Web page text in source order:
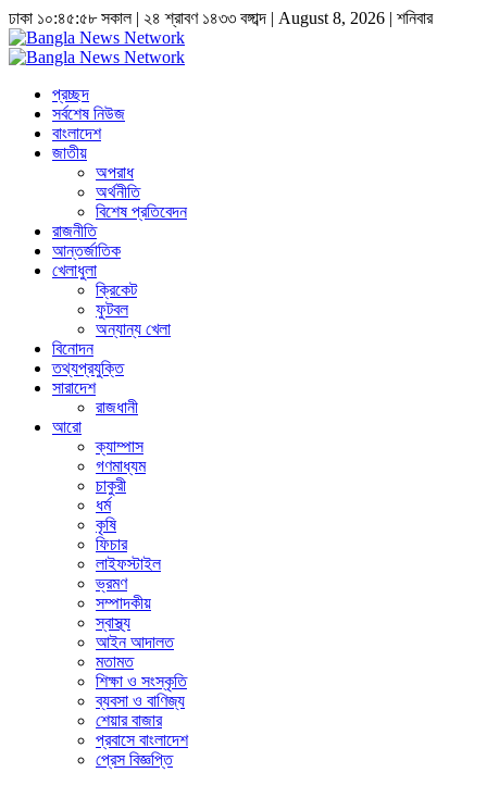
ঢাকা ১০:৪৫:৫৮ সকাল| ২৪ শ্রাবণ ১৪৩৩ বঙ্গাব্দ | August 8, 2026 | শনিবার
প্রচ্ছদ
সর্বশেষ নিউজ
বাংলাদেশ
জাতীয়
অপরাধ
অর্থনীতি
বিশেষ প্রতিবেদন
রাজনীতি
আন্তর্জাতিক
খেলাধুলা
ক্রিকেট
ফুটবল
অন্যান্য খেলা
বিনোদন
তথ্যপ্রযুক্তি
সারাদেশ
রাজধানী
আরো
ক্যাম্পাস
গণমাধ্যম
চাকুরী
ধর্ম
কৃষি
ফিচার
লাইফস্টাইল
ভ্রমণ
সম্পাদকীয়
স্বাস্থ্য
আইন আদালত
মতামত
শিক্ষা ও সংস্কৃতি
ব্যবসা ও বাণিজ্য
শেয়ার বাজার
প্রবাসে বাংলাদেশ
প্রেস বিজ্ঞপ্তি